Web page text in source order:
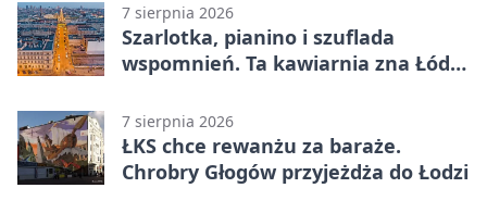
7 sierpnia 2026
Szarlotka, pianino i szuflada
wspomnień. Ta kawiarnia zna Łódź
7 sierpnia 2026
ŁKS chce rewanżu za baraże.
Chrobry Głogów przyjeżdża do Łodzi